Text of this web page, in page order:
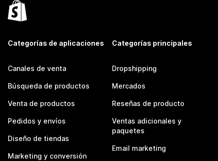
Categorías de aplicaciones
Canales de venta
Búsqueda de productos
Venta de productos
Pedidos y envíos
Diseño de tiendas
Marketing y conversión
Categorías principales
Dropshipping
Mercados
Reseñas de producto
Ventas adicionales y
paquetes
Email marketing